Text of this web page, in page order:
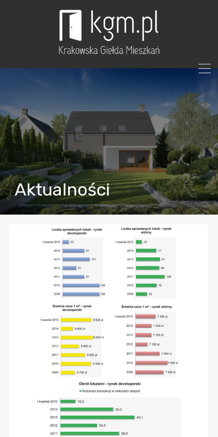
Aktualności